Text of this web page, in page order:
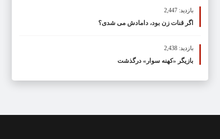
بازدید: 2,447
اگر قنات زن بود، دامادش می شدی؟
بازدید: 2,438
بازیگر «کهنه سوار» درگذشت